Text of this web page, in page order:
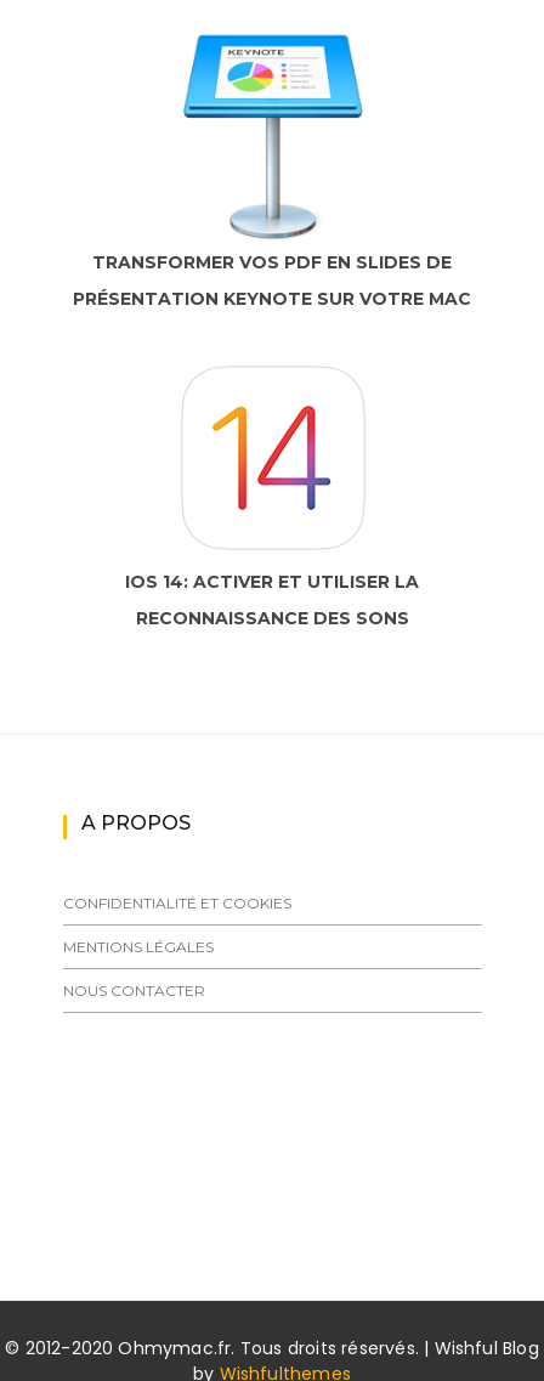
TRANSFORMER VOS PDF EN SLIDES DE
PRÉSENTATION KEYNOTE SUR VOTRE MAC
IOS 14: ACTIVER ET UTILISER LA
RECONNAISSANCE DES SONS
A PROPOS
CONFIDENTIALITÉ ET COOKIES
MENTIONS LÉGALES
NOUS CONTACTER
© 2012-2020 Ohmymac.fr. Tous droits réservés. | Wishful Blog
by Wishfulthemes